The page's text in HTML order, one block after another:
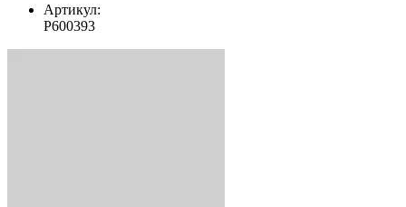
Артикул:
Р600393